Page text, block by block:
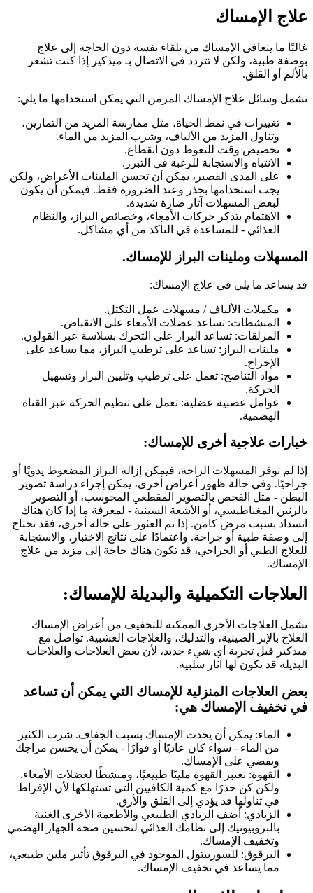
علاج الإمساك
غالبًا ما يتعافى الإمساك من تلقاء نفسه دون الحاجة إلى علاج
بوصفة طبية، ولكن لا تتردد في الاتصال بـ ميدكير إذا كنت تشعر
بالألم أو القلق.
تشمل وسائل علاج الإمساك المزمن التي يمكن استخدامها ما يلي:
تغييرات في نمط الحياة، مثل ممارسة المزيد من التمارين،
وتناول المزيد من الألياف، وشرب المزيد من الماء.
تخصيص وقت للتغوط دون انقطاع.
الانتباه والاستجابة للرغبة في التبرز.
على المدى القصير، يمكن أن تحسن الملينات الأعراض، ولكن
يجب استخدامها بحذر وعند الضرورة فقط. فيمكن أن يكون
لبعض المسهلات آثار ضارة شديدة.
الاهتمام بتذكر حركات الأمعاء، وخصائص البراز، والنظام
الغذائي - للمساعدة في التأكد من أي مشاكل.
المسهلات وملينات البراز للإمساك.
قد يساعد ما يلي في علاج الإمساك:
مكملات الألياف / مسهلات عمل التكتل.
المنشطات: تساعد عضلات الأمعاء على الانقباض.
المزلقات: تساعد البراز على التحرك بسلاسة عبر القولون.
ملينات البراز: تساعد على ترطيب البراز، مما يساعد على
الإخراج.
مواد التناضح: تعمل على ترطيب وتليين البراز وتسهيل
الحركة.
عوامل عصبية عضلية: تعمل على تنظيم الحركة عبر القناة
الهضمية.
خيارات علاجية أخرى للإمساك:
إذا لم توفر المسهلات الراحة، فيمكن إزالة البراز المضغوط يدويًا أو
جراحيًا. وفي حالة ظهور أعراض أخرى، يمكن إجراء دراسة تصوير
البطن - مثل الفحص بالتصوير المقطعي المحوسب، أو التصوير
بالرنين المغناطيسي، أو الأشعة السينية - لمعرفة ما إذا كان هناك
انسداد بسبب مرض كامن. إذا تم العثور على حالة أخرى، فقد تحتاج
إلى وصفة طبية أو جراحة. واعتمادًا على نتائج الاختبار، والاستجابة
للعلاج الطبي أو الجراحي، قد تكون هناك حاجة إلى مزيد من علاج
الإمساك.
العلاجات التكميلية والبديلة للإمساك:
تشمل العلاجات الأخرى الممكنة للتخفيف من أعراض الإمساك
العلاج بالإبر الصينية، والتدليك، والعلاجات العشبية. تواصل مع
ميدكير قبل تجربة أي شيء جديد، لأن بعض العلاجات والعلاجات
البديلة قد تكون لها آثار سلبية.
بعض العلاجات المنزلية للإمساك التي يمكن أن تساعد
في تخفيف الإمساك هي:
الماء: يمكن أن يحدث الإمساك بسبب الجفاف. شرب الكثير
من الماء - سواء كان عاديًا أو فوارًا - يمكن أن يحسن مزاجك
ويقضي على الإمساك.
القهوة: تعتبر القهوة ملينًا طبيعيًا، ومنشطًا لعضلات الأمعاء.
ولكن كن حذرًا مع كمية الكافيين التي تستهلكها لأن الإفراط
في تناولها قد يؤدي إلى القلق والأرق.
الزبادي: أضف الزبادي الطبيعي والأطعمة الأخرى الغنية
بالبروبيوتيك إلى نظامك الغذائي لتحسين صحة الجهاز الهضمي
وتخفيف الإمساك.
البرقوق: للسوربيتول الموجود في البرقوق تأثير ملين طبيعي،
مما يساعد في تخفيف الإمساك.